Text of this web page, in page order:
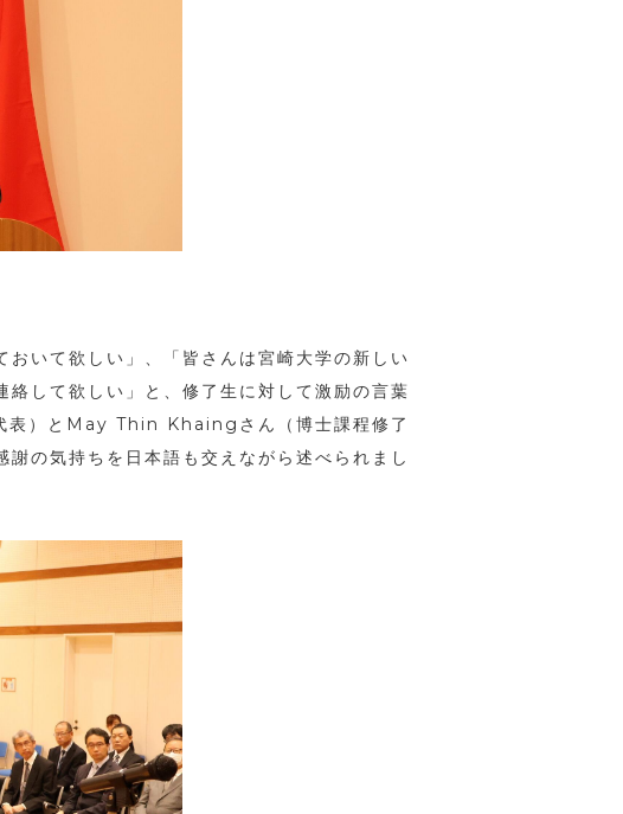
いて欲しい」、「皆さんは宮崎大学の新しい
して欲しい」と、修了生に対して激励の言葉
表）と May Thin Khaing さん（博士課程修了
の気持ちを日本語も交えながら述べられまし